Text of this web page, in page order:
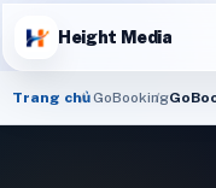
Height Media
Trang chủGoBooking